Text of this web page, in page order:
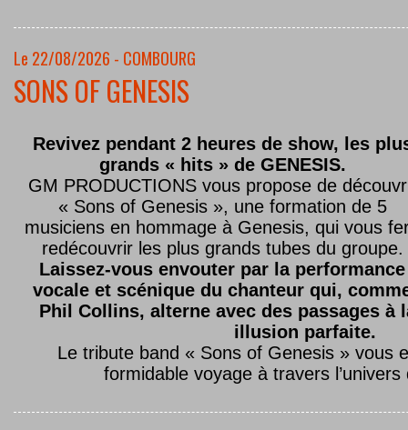
Le 22/08/2026 - COMBOURG
SONS OF GENESIS
Revivez pendant 2 heures de show, les
grands « hits » de GENESIS.
GM PRODUCTIONS vous propose de
« Sons of Genesis », une formation de 5
musiciens en hommage à Genesis, qui vous
redécouvrir les plus grands tubes du groupe.
Laissez-vous envouter par la performance
vocale et scénique du chanteur qui,
Phil Collins, alterne avec des passages à
illusion parfaite.
Le tribute band « Sons of Genesis » vous
formidable voyage à travers l’univers